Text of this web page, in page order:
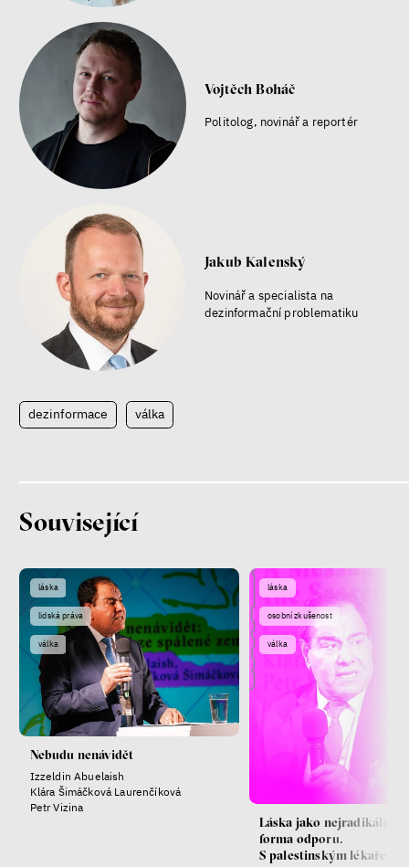
Vojtěch Boháč
Politolog, novinář a reportér
Jakub Kalenský
Novinář a specialista na
dezinformační problematiku
dezinformace válka
Související
láska
lidská práva
válka
Nebudu nenávidět
Izzeldin Abuelaish
Klára Šimáčková Laurenčíková
Petr Vizina
láska
osobní zkušenost
válka
Láska jako
forma odporu.
S palestinským lékařem